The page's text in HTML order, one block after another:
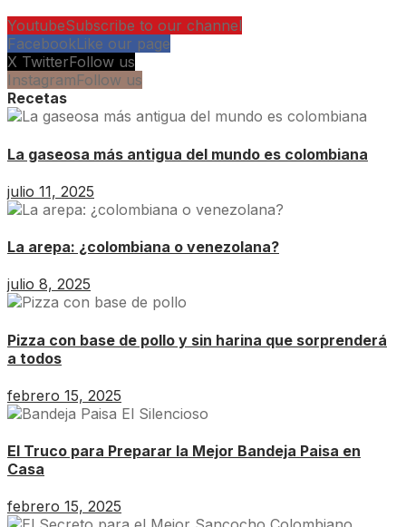
YoutubeSubscribe to our channel
FacebookLike our page
X TwitterFollow us
InstagramFollow us
Recetas
La gaseosa más antigua del mundo es colombiana
julio 11, 2025
La arepa: ¿colombiana o venezolana?
julio 8, 2025
Pizza con base de pollo y sin harina que sorprenderá
a todos
febrero 15, 2025
El Truco para Preparar la Mejor Bandeja Paisa en
Casa
febrero 15, 2025